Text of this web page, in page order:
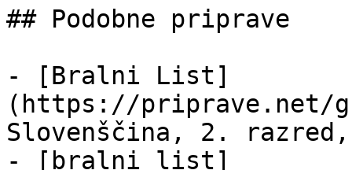
## Podobne priprave
- [Bralni List]
(https://priprave.net/
Slovenščina, 2. razred,
- [bralni list]